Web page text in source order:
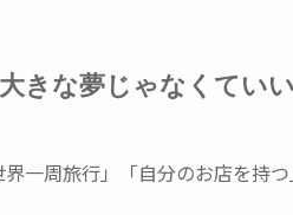
きな夢じゃなくていい
一周旅行」「自分のお店を持